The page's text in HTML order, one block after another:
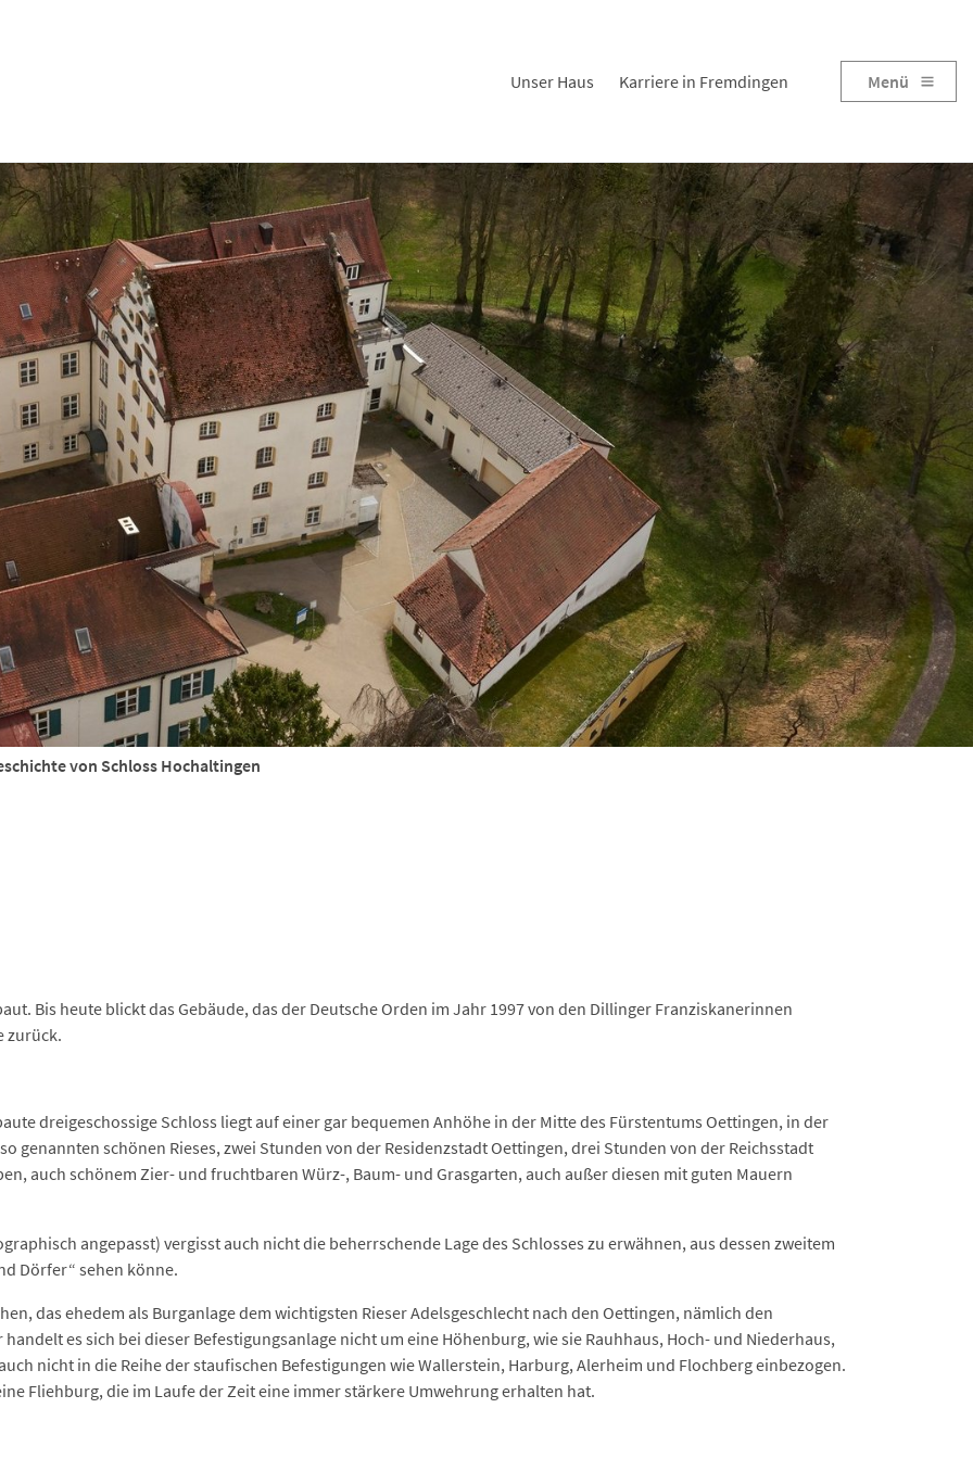
Unser Haus Karriere in Fremdingen Menü
von Schloss Hochaltingen
Bis heute blickt das Gebäude, das der Deutsche Orden im Jahr 1997 von den Dillinger Franziskanerinnen
zurück.
dreigeschossige Schloss liegt auf einer gar bequemen Anhöhe in der Mitte des Fürstentums Oettingen, in der
genannten schönen Rieses, zwei Stunden von der Residenzstadt Oettingen, drei Stunden von der Reichsstadt
auch schönem Zier- und fruchtbaren Würz-, Baum- und Grasgarten, auch außer diesen mit guten Mauern
angepasst) vergisst auch nicht die beherrschende Lage des Schlosses zu erwähnen, aus dessen zweitem
Dörfer“ sehen könne.
das ehedem als Burganlage dem wichtigsten Rieser Adelsgeschlecht nach den Oettingen, nämlich den
es sich bei dieser Befestigungsanlage nicht um eine Höhenburg, wie sie Rauhhaus, Hoch- und Niederhaus,
nicht in die Reihe der staufischen Befestigungen wie Wallerstein, Harburg, Alerheim und Flochberg einbezogen.
Fliehburg, die im Laufe der Zeit eine immer stärkere Umwehrung erhalten hat.